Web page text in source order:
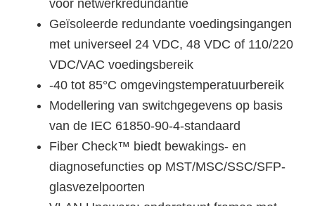
voor netwerkredundantie
Geïsoleerde redundante voedingsingangen
met universeel 24 VDC, 48 VDC of 110/220
VDC/VAC voedingsbereik
-40 tot 85°C omgevingstemperatuurbereik
Modellering van switchgegevens op basis
van de IEC 61850-90-4-standaard
Fiber Check™ biedt bewakings- en
diagnosefuncties op MST/MSC/SSC/SFP-
glasvezelpoorten